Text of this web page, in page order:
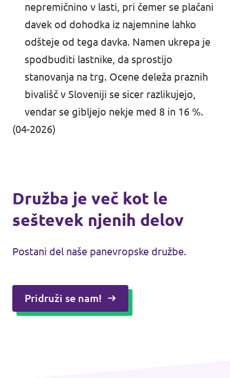
nepremičnino v lasti, pri čemer se plačani
davek od dohodka iz najemnine lahko
odšteje od tega davka. Namen ukrepa je
spodbuditi lastnike, da sprostijo
stanovanja na trg. Ocene deleža praznih
bivališč v Sloveniji se sicer razlikujejo,
vendar se gibljejo nekje med 8 in 16 %.
(04-2026)
Družba je več kot le
seštevek njenih delov
Postani del naše panevropske družbe.
Pridruži se nam!